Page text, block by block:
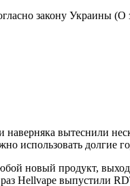
закону Украины
вытеснили
использовать долгие
новый продукт,
Hellvape выпустили